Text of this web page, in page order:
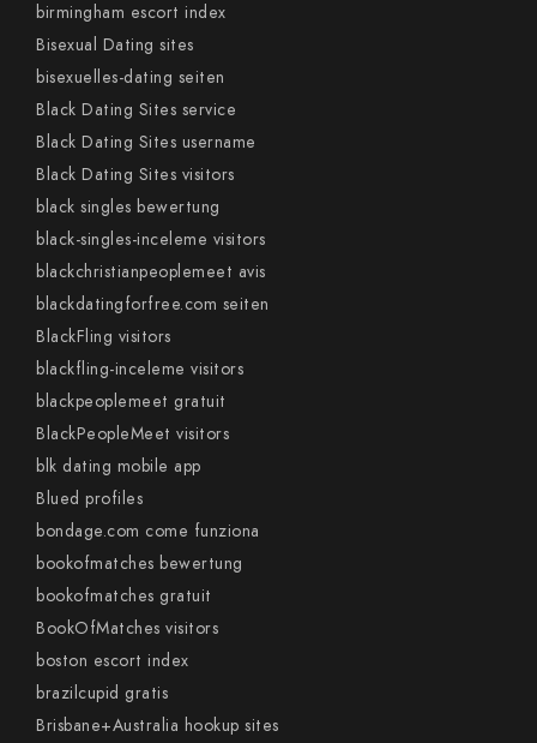
birmingham escort index
Bisexual Dating sites
bisexuelles-dating seiten
Black Dating Sites service
Black Dating Sites username
Black Dating Sites visitors
black singles bewertung
black-singles-inceleme visitors
blackchristianpeoplemeet avis
blackdatingforfree.com seiten
BlackFling visitors
blackfling-inceleme visitors
blackpeoplemeet gratuit
BlackPeopleMeet visitors
blk dating mobile app
Blued profiles
bondage.com come funziona
bookofmatches bewertung
bookofmatches gratuit
BookOfMatches visitors
boston escort index
brazilcupid gratis
Brisbane+Australia hookup sites